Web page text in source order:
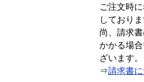
ご注文時
しておりま
尚、請求
かかる場
ざいます。
⇒請求書